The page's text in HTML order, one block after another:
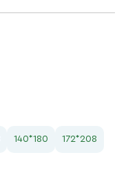
140*180 172*208